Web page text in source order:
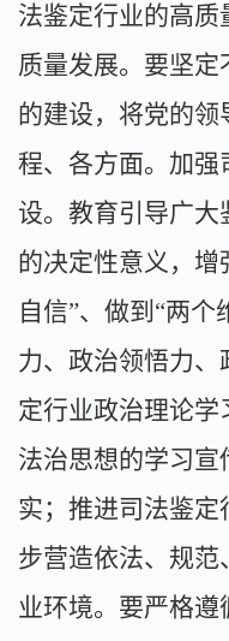
法鉴定行业的高
质量发展。要坚
的建设，将党的
程、各方面。加强
设。教育引导广大
的决定性意义，增
自信”、做到“两
力、政治领悟力
定行业政治理论
法治思想的学习
实；推进司法鉴
步营造依法、规
业环境。要严格